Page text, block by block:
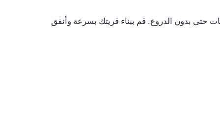
حتى بدون الدروع. قم ببناء قريتك بسرعة وأنفق